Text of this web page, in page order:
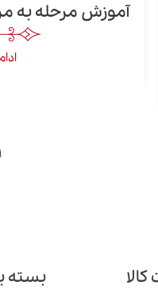
آموزش مرحله به
۱
بسته